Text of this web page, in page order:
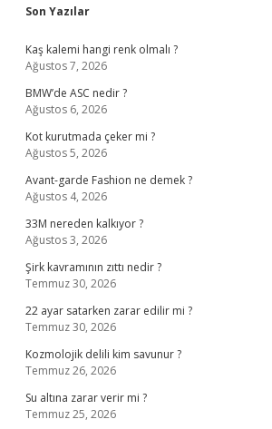
Sidebar
Son Yazılar
Kaş kalemi hangi renk olmalı ?
Ağustos 7, 2026
BMW’de ASC nedir ?
Ağustos 6, 2026
Kot kurutmada çeker mi ?
Ağustos 5, 2026
Avant-garde Fashion ne demek ?
Ağustos 4, 2026
33M nereden kalkıyor ?
Ağustos 3, 2026
Şirk kavramının zıttı nedir ?
Temmuz 30, 2026
22 ayar satarken zarar edilir mi ?
Temmuz 30, 2026
Kozmolojik delili kim savunur ?
Temmuz 26, 2026
Su altına zarar verir mi ?
Temmuz 25, 2026